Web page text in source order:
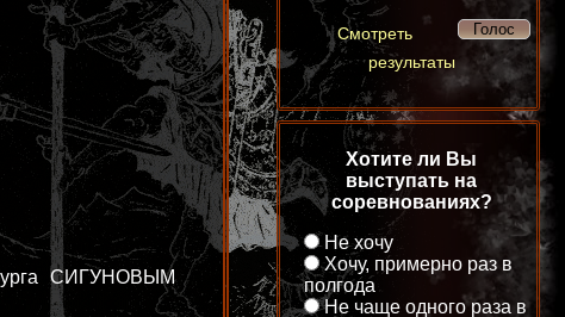
СИГУНОВЫМ
Смотреть
результаты
Хотите ли Вы
выступать на
соревнованиях?
Не хочу
Хочу, примерно раз в
полгода
Не чаще одного раза в